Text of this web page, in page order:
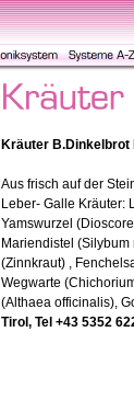
Kräuter B.Dinkelbrot
Aus frisch auf der
Leber- Galle Kräuter:
Yamswurzel
Mariendistel
(Zinnkraut) ,
Wegwarte
(Althaea officinalis),
Tirol, Tel +43 5352